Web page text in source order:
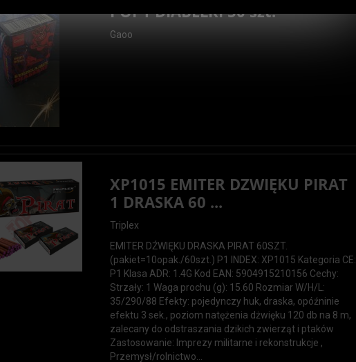
POP1 DIABEŁKI 50 szt.
Gaoo
XP1015 EMITER DZWIĘKU PIRAT
1 DRASKA 60 ...
Triplex
EMITER DŹWIĘKU DRASKA PIRAT 60SZT.
(pakiet=10opak./60szt.) P1 INDEX: XP1015 Kategoria CE:
P1 Klasa ADR: 1.4G Kod EAN: 5904915210156 Cechy:
Strzały: 1 Waga prochu (g): 15.60 Rozmiar W/H/L:
35/290/88 Efekty: pojedynczy huk, draska, opóźninie
efektu 3 sek., poziom natężenia dżwięku 120 db na 8 m,
zalecany do odstraszania dzikich zwierząt i ptaków
Zastosowanie: Imprezy militarne i rekonstrukcje ,
Przemysł/rolnictwo...